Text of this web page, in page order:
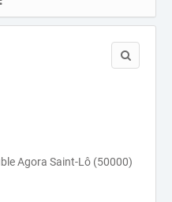
Agora Saint-Lô (50000)